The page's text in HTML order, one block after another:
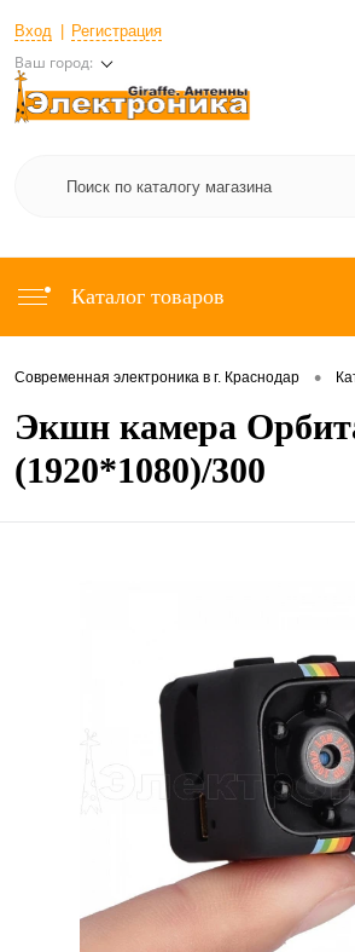
Вход Регистрация
Ваш город:
Каталог товаров
Современная электроника в г. Краснодар •
Экшн камера
(1920*1080)/300